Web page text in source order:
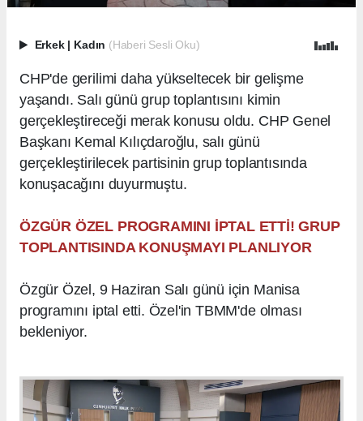
Erkek Kadın (Haberi Sesli Oku)
CHP'de gerilimi daha yükseltecek bir gelişme
yaşandı. Salı günü grup toplantısını kimin
gerçekleştireceği merak konusu oldu. CHP Genel
Başkanı Kemal Kılıçdaroğlu, salı günü
gerçekleştirilecek partisinin grup toplantısında
konuşacağını duyurmuştu.
ÖZGÜR ÖZEL PROGRAMINI İPTAL ETTİ! GRUP
TOPLANTISINDA KONUŞMAYI PLANLIYOR
Özgür Özel, 9 Haziran Salı günü için Manisa
programını iptal etti. Özel'in TBMM'de olması
bekleniyor.